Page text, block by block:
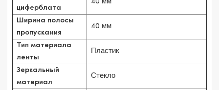
циферблата
40 мм
Ширина полосы
пропускания
40 мм
Тип материала
ленты
Пластик
Зеркальный
материал
Стекло